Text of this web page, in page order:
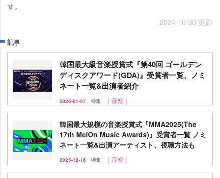
す。
2024-10-30 更新
記事
韓国最大級音楽授賞式『第40回 ゴールデン
ディスクアワード(GDA)』受賞者一覧、ノミ
ネート一覧&出演者紹介
2026-01-07 特集 ｜音楽｜
韓国最大規模の音楽授賞式『MMA2025(The
17th MelOn Music Awards)』受賞者一覧 ノミ
ネート一覧&出演アーティスト、視聴方法も
2025-12-16 特集 ｜音楽｜